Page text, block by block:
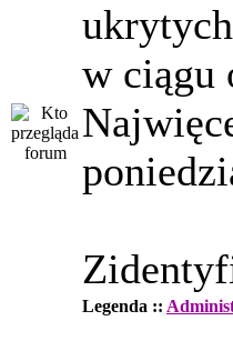
w ciągu
Legenda ::